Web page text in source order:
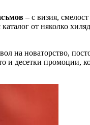
– с визия,
каталог от няколко
на новаторство,
и десетки промоции,